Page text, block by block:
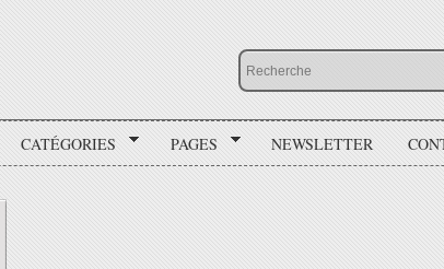
CATÉGORIES PAGES NEWSLETTER